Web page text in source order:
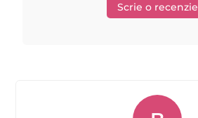
Scrie o recenzie